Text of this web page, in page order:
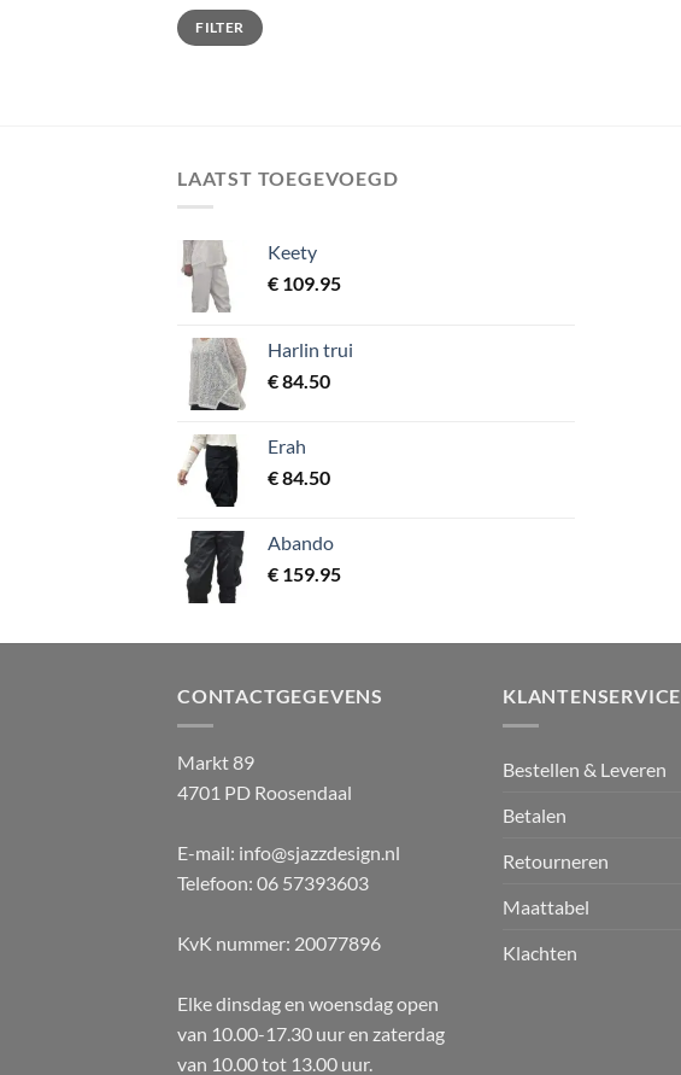
Min.
prijs
Max.
prijsFILTER
LAATST TOEGEVOEGD
Keety
€ 109.95
Harlin trui
€84.50
Erah
€84.50
Abando
€ 159.95
CONTACTGEGEVENS
Markt 89
4701 PD Roosendaal
E-mail: info@sjazzdesign.nl
Telefoon: 06 57393603
KvK nummer: 20077896
Elke dinsdag en woensdag open
van 10.00-17.30 uur en zaterdag
van 10.00 tot 13.00 uur.
KLANTENSERVICE
Bestellen & Leveren
Betalen
Retourneren
Maattabel
Klachten